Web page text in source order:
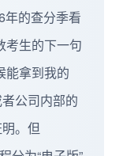
年的查分季看
考生的下一句
能拿到我的
公司内部的
。但